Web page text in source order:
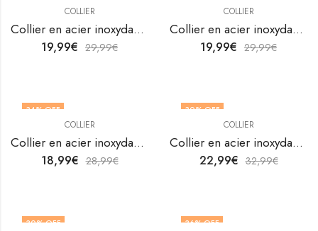
COLLIER
Collier en acier inoxydable plaqué or 18K de V&F Jewellers
19,99€ 29,99€
COLLIER
Collier en acier inoxydable plaqué or 18K de V&F Jewellers
19,99€ 29,99€
34% OFF
COLLIER
Collier en acier inoxydable plaqué or 18K de V&F Jewellers
18,99€ 28,99€
30% OFF
COLLIER
Collier en acier inoxydable plaqué or 18K de V&F Jewellers
22,99€ 32,99€
30% OFF 36% OFF